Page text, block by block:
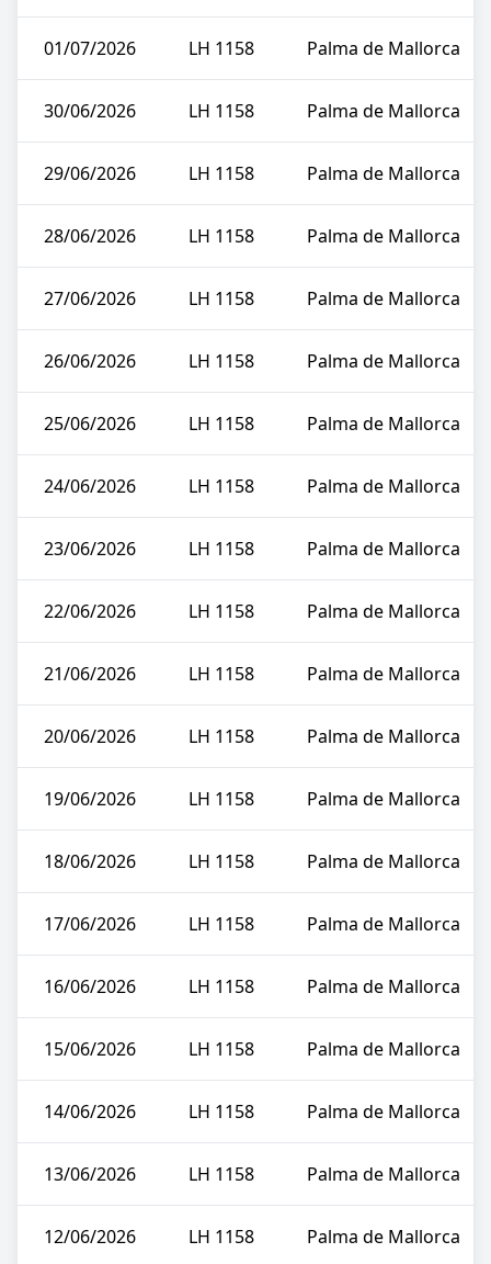
01/07/2026 LH 1158 Palma de Mallorca
30/06/2026 LH 1158 Palma de Mallorca
29/06/2026 LH 1158 Palma de Mallorca
28/06/2026 LH 1158 Palma de Mallorca
27/06/2026 LH 1158 Palma de Mallorca
26/06/2026 LH 1158 Palma de Mallorca
25/06/2026 LH 1158 Palma de Mallorca
24/06/2026 LH 1158 Palma de Mallorca
23/06/2026 LH 1158 Palma de Mallorca
22/06/2026 LH 1158 Palma de Mallorca
21/06/2026 LH 1158 Palma de Mallorca
20/06/2026 LH 1158 Palma de Mallorca
19/06/2026 LH 1158 Palma de Mallorca
18/06/2026 LH 1158 Palma de Mallorca
17/06/2026 LH 1158 Palma de Mallorca
16/06/2026 LH 1158 Palma de Mallorca
15/06/2026 LH 1158 Palma de Mallorca
14/06/2026 LH 1158 Palma de Mallorca
13/06/2026 LH 1158 Palma de Mallorca
12/06/2026 LH 1158 Palma de Mallorca